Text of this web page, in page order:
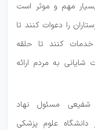
مهم و موثر است
را دعوات کنند تا
خدمات کنند تا حلقه
به مردم ارائه
مسئول نهاد
علوم پزشکی